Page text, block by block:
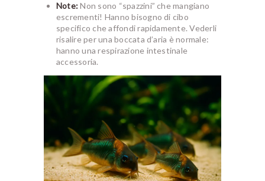
Note:Non sono “spazzini” che mangiano
escrementi! Hanno bisogno di cibo
specifico che affondi rapidamente. Vederli
risalire per una boccata d’aria è normale:
hanno una respirazione intestinale
accessoria.